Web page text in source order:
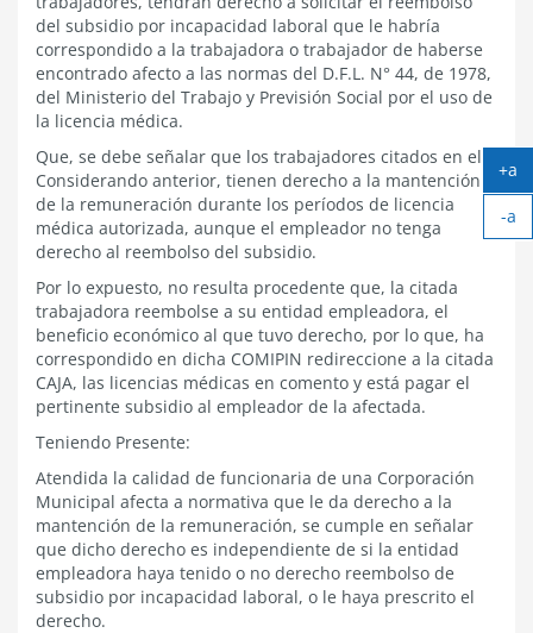
del subsidio por incapacidad laboral que le habría
correspondido a la trabajadora o trabajador de haberse
encontrado afecto a las normas del D.F.L. N° 44, de 1978,
del Ministerio del Trabajo y Previsión Social por el uso de
la licencia médica.
Que, se debe señalar que los trabajadores citados en el
Considerando anterior, tienen derecho a la mantención
de la remuneración durante los períodos de licencia
médica autorizada, aunque el empleador no tenga
derecho al reembolso del subsidio.
Por lo expuesto, no resulta procedente que, la citada
trabajadora reembolse a su entidad empleadora, el
beneficio económico al que tuvo derecho, por lo que, ha
correspondido en dicha COMIPIN redireccione a la citada
CAJA, las licencias médicas en comento y está pagar el
pertinente subsidio al empleador de la afectada.
Teniendo Presente:
Atendida la calidad de funcionaria de una Corporación
Municipal afecta a normativa que le da derecho a la
mantención de la remuneración, se cumple en señalar
que dicho derecho es independiente de si la entidad
empleadora haya tenido o no derecho reembolso de
subsidio por incapacidad laboral, o le haya prescrito el
derecho.
+a
-a